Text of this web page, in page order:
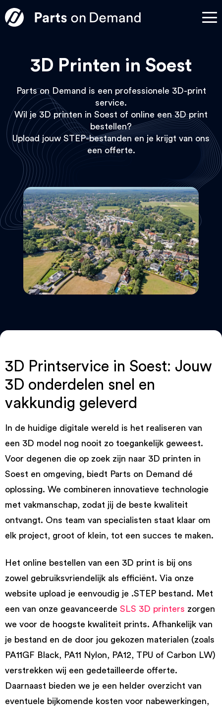
3D Printen in Soest
Parts on Demand is een professionele 3D-print
service.
Wil je 3D printen in Soest of online een 3D print
bestellen?
Upload jouw STEP-bestanden en je krijgt van ons
een offerte.
3D Printservice in Soest: Jouw
3D onderdelen snel en
vakkundig geleverd
In de huidige digitale wereld is het realiseren van
een 3D model nog nooit zo toegankelijk geweest.
Voor degenen die op zoek zijn naar 3D printen in
Soest en omgeving, biedt Parts on Demand dé
oplossing. We combineren innovatieve technologie
met vakmanschap, zodat jij de beste kwaliteit
ontvangt. Ons team van specialisten staat klaar om
elk project, groot of klein, tot een succes te maken.
Het online bestellen van een 3D print is bij ons
zowel gebruiksvriendelijk als efficiënt. Via onze
website upload je eenvoudig je .STEP bestand. Met
een van onze geavanceerde SLS 3D printers zorgen
we voor de hoogste kwaliteit prints. Afhankelijk van
je bestand en de door jou gekozen materialen (zoals
PA11GF Black, PA11 Nylon, PA12, TPU of Carbon LW)
verstrekken wij een gedetailleerde offerte.
Daarnaast bieden we je een helder overzicht van
eventuele bijkomende kosten voor nabewerkingen,